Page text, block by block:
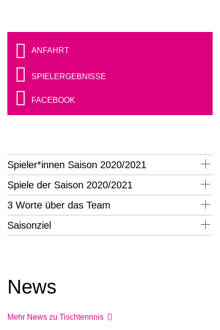
ANFAHRT
SPIELERGEBNISSE
FACEBOOK
Spieler*innen Saison 2020/2021
Spiele der Saison 2020/2021
3 Worte über das Team
Saisonziel
News
Mehr News zu Tischtennnis